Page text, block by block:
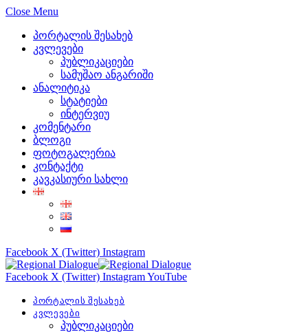
Close Menu
პორტალის შესახებ
კვლევები
პუბლიკაციები
სამუშაო ანგარიში
ანალიტიკა
სტატიები
ინტერვიუ
კომენტარი
ბლოგი
ფოტოგალერია
კონტაქტი
კავკასიური სახლი
Facebook X (Twitter) Instagram
Facebook X (Twitter) InstagramYouTube
პორტალის შესახებ
კვლევები
პუბლიკაციები